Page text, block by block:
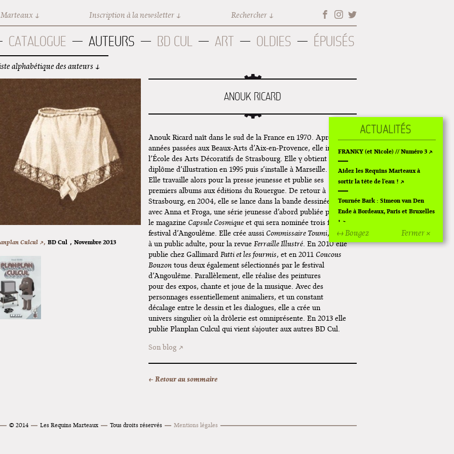
Marteaux Inscription à la newsletter Rechercher
CATALOGUE AUTEURS BD CUL ART OLDIES ÉPUISÉS
alphabétique des auteurs
Culcul ↗, BD Cul , Novembre 2013
ANOUK RICARD
Anouk Ricard naît dans le sud de la France en 1970. Après deux
années passées aux Beaux-Arts d’Aix-en-Provence, elle intègre
l’École des Arts Décoratifs de Strasbourg. Elle y obtient un
diplôme d’illustration en 1995 puis s’installe à Marseille.
Elle travaille alors pour la presse jeunesse et publie ses
premiers albums aux éditions du Rouergue. De retour à
Strasbourg, en 2004, elle se lance dans la bande dessinée
avec Anna et Froga, une série jeunesse d’abord publiée par
le magazine Capsule Cosmique et qui sera nominée trois fois au
festival d’Angoulême. Elle crée aussi Commissaire Toumi, destiné
à un public adulte, pour la revueFerraille Illustré. En 2010 elle
publie chez GallimardPatti et les fourmis, et en 2011 Coucous
Bouzontous deux également sélectionnés par le festival
d’Angoulême. Parallèlement, elle réalise des peintures
pour des expos, chante et joue de la musique. Avec des
personnages essentiellement animaliers, et un constant
décalage entre le dessin et les dialogues, elle a crée un
univers singulier où la drôlerie est omniprésente. En 2013 elle
publie Planplan Culcul qui vient s'ajouter aux autres BD Cul.
Son blog
← Retour au sommaire
© 2014 Les Requins Marteaux Tous droits réservés Mentions légales
Fermer ×
↔ Bougez
FRANKY (et Nicole) // Numéro 3
Aidez les Requins Marteaux à
sortir la tête de l'eau !
Tournée Bark : Simeon van Den
Ende à Bordeaux, Paris et Bruxelles
!
Off Of Off d'Angoulême 2024
Cardon